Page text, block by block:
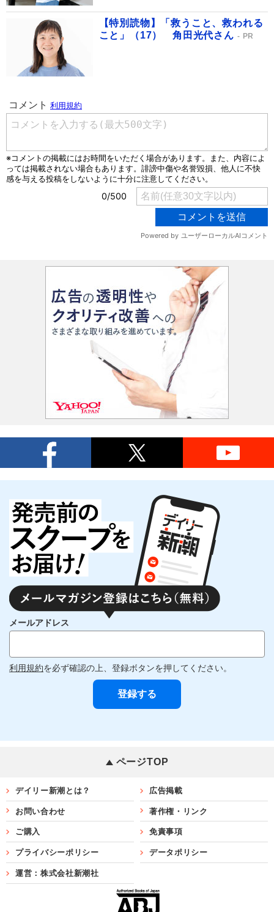
【特別読物】「救うこと、救われる
こと」（17） 角田光代さん
PR
メールアドレス
利用規約を必ず確認の上、登録ボタンを押してください。
ページTOP
デイリー新潮とは？ 広告掲載
お問い合わせ 著作権・リンク
ご購入 免責事項
プライバシーポリシー データポリシー
運営：株式会社新潮社